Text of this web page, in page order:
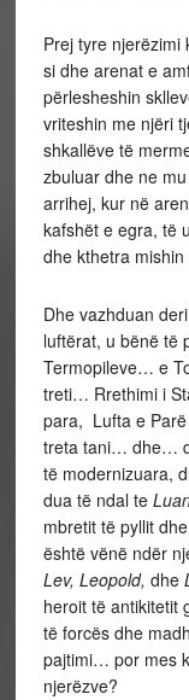
Prej tyre
si dhe arenat e
përlesheshin
vriteshin me njëri
shkallëve të
zbuluar dhe ne
arrihej, kur në
kafshët e egra, të
dhe kthetra mishin
Dhe vazhduan
luftërat, u bënë të
Termopileve… e
treti… Rrethimi i
para, Lufta e
treta tani… dhe…
të modernizuara,
dua të ndal te
mbretit të pyllit
është vënë ndër
Lev, Leopold, dhe
heroit të antikitetit
të forcës dhe
pajtimi… por mes
njerëzve?